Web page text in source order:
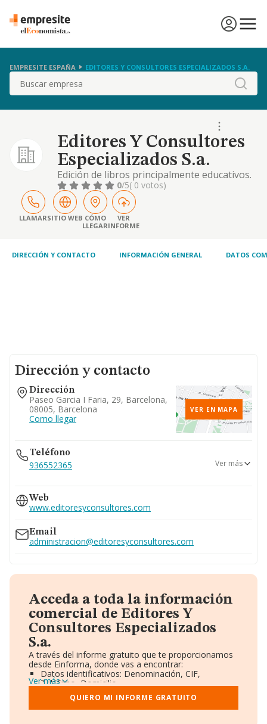
EMPRESITE ESPAÑA EDITORES Y CONSULTORES ESPECIALIZADOS S.A.
Buscar
Editores Y Consultores
Especializados S.a.
Edición de libros principalmente educativos.
0/5( 0 votos)
LLAMARSITIO WEB CÓMO
LLEGAR
VER
INFORME
DIRECCIÓN Y CONTACTO INFORMACIÓN GENERAL DATOS
Dirección y contacto
Dirección
Paseo Garcia I Faria, 29, Barcelona,
08005, Barcelona
Como llegar
VER EN MAPA
Teléfono
936552365
934939900
Ver más
Web
www.editoresyconsultores.com
Email
administracion@editoresyconsultores.com
Acceda a toda la información
comercial de Editores Y
Consultores Especializados
S.a.
A través del informe gratuito que te proporcionamos
desde Einforma, donde vas a encontrar:
Datos identificativos: Denominación, CIF,
Teléfono, Domicilio.
Informe Mercantil Completo (BORME).
Gráficos de Evolución Ventas y Empleados.
Consejo de Administración y Administradores.
Ver más
QUIERO MI INFORME GRATUITO